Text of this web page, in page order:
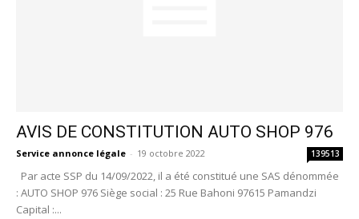
AVIS DE CONSTITUTION AUTO SHOP 976
Service annonce légale - 19 octobre 2022 139513
Par acte SSP du 14/09/2022, il a été constitué une SAS dénommée
: AUTO SHOP 976 Siège social : 25 Rue Bahoni 97615 Pamandzi
Capital :...